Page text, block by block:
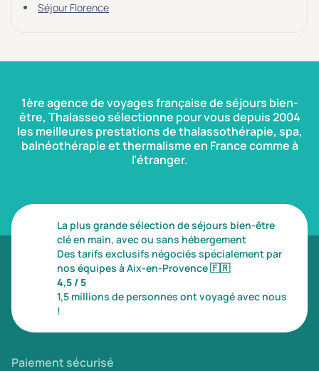
Séjour Florence
1ère agence de voyages française de séjours bien-
être, Thalasseo sélectionne pour vous depuis 2004
les meilleures prestations de thalassothérapie, spa,
balnéothérapie et thermalisme en France comme à
l’étranger.
La plus grande sélection de séjours bien-être
clé en main, avec ou sans hébergement
Des tarifs exclusifs négociés spécialement par
nos équipes à Aix-en-Provence🇫🇷
4,5 / 5
1,5 millions de personnes ont voyagé avec nous
!
Paiement sécurisé